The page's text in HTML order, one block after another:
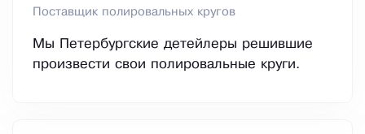
Поставщик полировальных кругов
Мы Петербургские детейлеры решившие
произвести свои полировальные круги.